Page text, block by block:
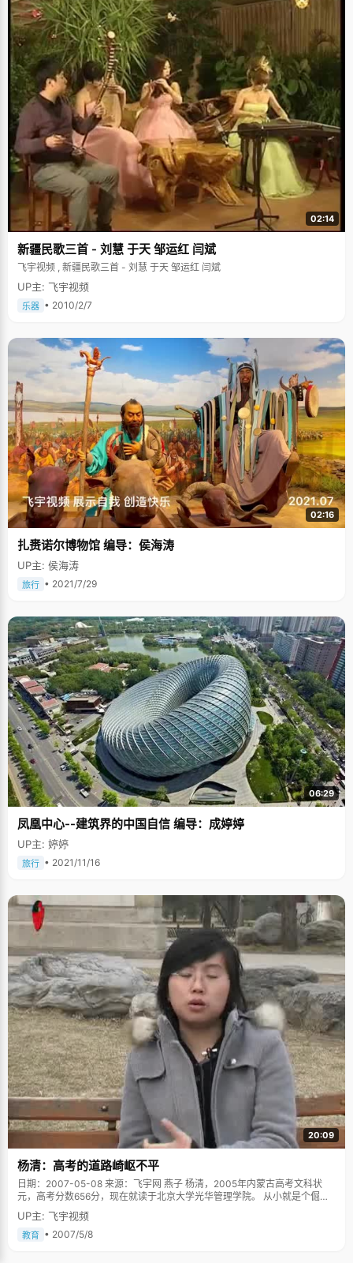
02:14
新疆民歌三首 - 刘慧 于天 邹运红 闫斌
飞宇视频 , 新疆民歌三首 - 刘慧 于天 邹运红 闫斌
UP主: 飞宇视频
乐器 • 2010/2/7
02:16
扎赉诺尔博物馆 编导：侯海涛
UP主: 侯海涛
旅行 • 2021/7/29
06:29
凤凰中心--建筑界的中国自信 编导：成婷婷
UP主: 婷婷
旅行 • 2021/11/16
20:09
杨清：高考的道路崎岖不平
日期：2007-05-08 来源：飞宇网 燕子 杨清，2005年内蒙古高考文科状
元，高考分数656分，现在就读于北京大学光华管理学院。 从小就是个倔强
而且不服输的女孩，初中念了五年，经历了从私立高中到普通高中大波折之
后，是高中三年痛苦的失眠。好不容易熬过了艰苦弥补文综的塌方大工程，
又遇到了高考之前身体和精神的全面崩溃。一直以来，成长之路都是波折不
UP主: 飞宇视频
教育 • 2007/5/8